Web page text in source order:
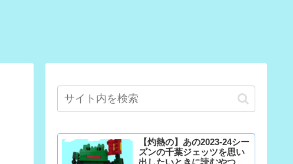
【灼熱の】あの2023-24シー
ズンの千葉ジェッツを思い
出したいときに読むやつ